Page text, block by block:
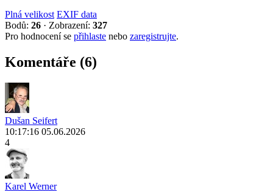
Plná velikost EXIF data
Bodů: 26 · Zobrazení: 327
Pro hodnocení se přihlaste nebo zaregistrujte.
Komentáře (6)
Dušan Seifert
10:17:16 05.06.2026
4
Karel Werner